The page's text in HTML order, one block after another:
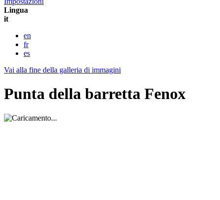
Lingua
it
en
fr
es
Vai alla fine della galleria di immagini
Punta della barretta Fenox